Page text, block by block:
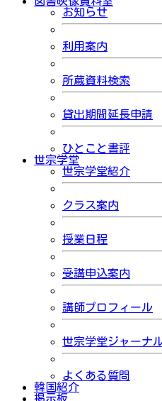
お知らせ
利用案内
所蔵資料検索
貸出期間延長申請
ひとこと書評
世宗学堂
世宗学堂紹介
クラス案内
授業日程
受講申込案内
講師プロフィール
世宗学堂ジャーナ
よくある質問
韓国紹介
掲示板